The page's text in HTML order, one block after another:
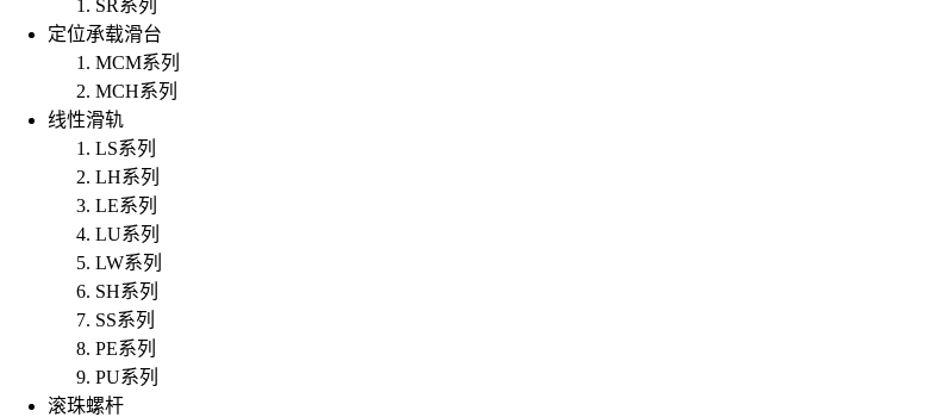
SR系列
定位承载滑台
MCM系列
MCH系列
线性滑轨
LS系列
LH系列
LE系列
LU系列
LW系列
SH系列
SS系列
PE系列
PU系列
滚珠螺杆